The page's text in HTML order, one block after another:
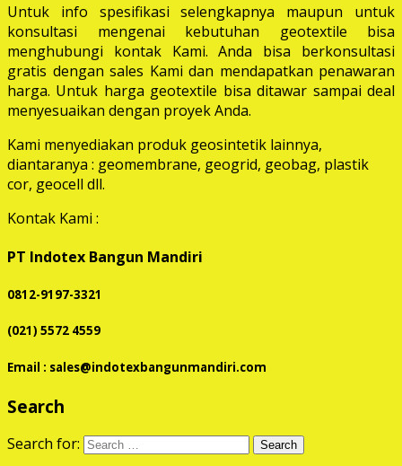
Untuk info spesifikasi selengkapnya maupun untuk
konsultasi mengenai kebutuhan geotextile bisa
menghubungi kontak Kami. Anda bisa berkonsultasi
gratis dengan sales Kami dan mendapatkan penawaran
harga. Untuk harga geotextile bisa ditawar sampai deal
menyesuaikan dengan proyek Anda.
Kami menyediakan produk geosintetik lainnya,
diantaranya : geomembrane, geogrid, geobag, plastik
cor, geocell dll.
Kontak Kami :
PT Indotex Bangun Mandiri
0812-9197-3321
(021) 5572 4559
Email : sales@indotexbangunmandiri.com
Search
Search for: